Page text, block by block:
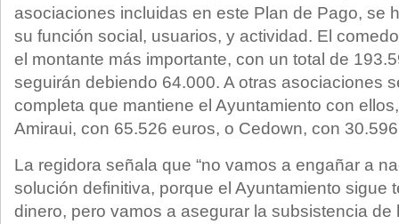
asociaciones incluidas en este Plan de Pago, se
su función social, usuarios, y actividad. El
el montante más importante, con un total de
seguirán debiendo 64.000. A otras asociaciones
completa que mantiene el Ayuntamiento con
Amiraui, con 65.526 euros, o Cedown, con
La regidora señala que “no vamos a engañar a
solución definitiva, porque el Ayuntamiento sigue
dinero, pero vamos a asegurar la subsistencia